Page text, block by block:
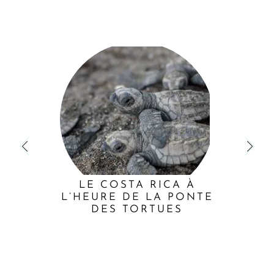
LE COSTA RICA À
L’HEURE DE LA PONTE
DES TORTUES